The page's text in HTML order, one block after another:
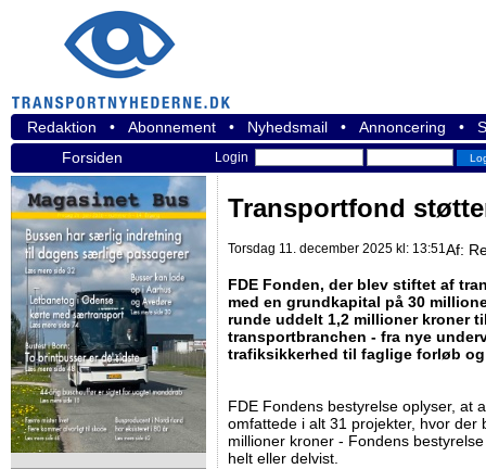
Redaktion • Abonnement • Nyhedsmail • Annoncering •
Forsiden
Login
Transportfond
Torsdag 11. december 2025 kl: 13:51Af:
FDE Fonden, der blev stiftet af
med en grundkapital på 30
runde uddelt 1,2 millioner kroner
transportbranchen - fra nye
trafiksikkerhed til faglige forløb
FDE Fondens bestyrelse oplyser, at
omfattede i alt 31 projekter, hvor
millioner kroner - Fondens
helt eller delvist.